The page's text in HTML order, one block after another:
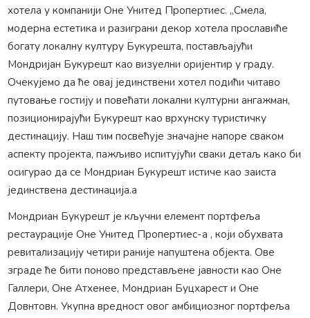
хотела у компанији Оне Унитед Пропертиес. „Смела,
модерна естетика и разиграни декор хотела прославиће
богату локалну културу Букурешта, постављајући
Мондријан Букурешт као визуелни оријентир у граду.
Очекујемо да ће овај јединствени хотел подићи читаво
путовање гостију и повећати локални културни ангажман,
позиционирајући Букурешт као врхунску туристичку
дестинацију. Наш тим посвећује значајне напоре сваком
аспекту пројекта, пажљиво испитујући сваки детаљ како би
осигурао да се Мондриан Букурешт истиче као заиста
јединствена дестинација.а
Мондриан Букурешт је кључни елемент портфеља
рестаурације Оне Унитед Пропертиес-а , који обухвата
ревитализацију четири раније напуштена објекта. Ове
зграде ће бити поново представљене јавности као Оне
Галлери, Оне Атхенее, Мондриан Буцхарест и Оне
Довнтовн. Укупна вредност овог амбициозног портфеља